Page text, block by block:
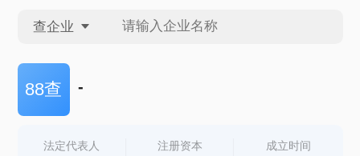
查企业
查企业
88查 -
法定代表人 注册资本 成立时间